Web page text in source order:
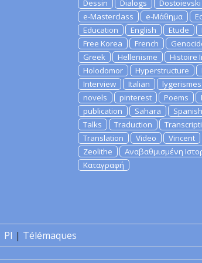
Dessin
Dialogs
Dostoievski
e-Masterclass
e-Μάθημα
Education
English Etude
Free Korea
French
Greek
Hellenisme
Histoire
Holodomor
Hyperstructure
Interview
Italian lygerismes
novels
pinterest Poems
publication
Sahara Spanish
Talks
Traduction
Translation
Video Vincent
Zeolithe
Αναβαθμισμένη
Καταγραφή
PI | Télémaques